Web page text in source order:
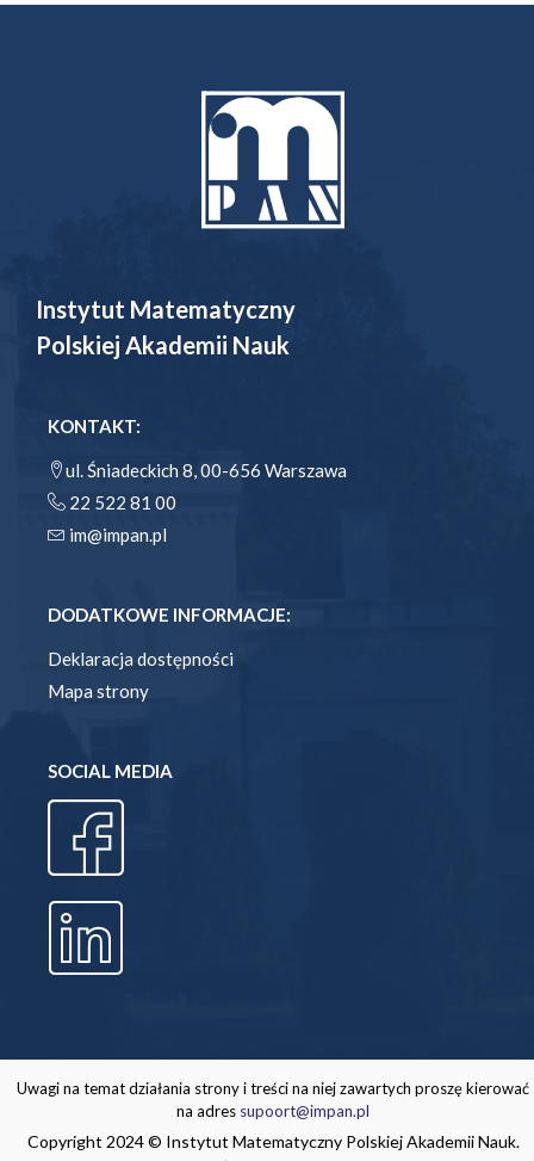
Instytut Matematyczny
Polskiej Akademii Nauk
KONTAKT:
ul. Śniadeckich 8, 00-656 Warszawa
22 522 81 00
im@impan.pl
DODATKOWE INFORMACJE:
Deklaracja dostępności
Mapa strony
SOCIAL MEDIA
Uwagi na temat działania strony i treści na niej zawartych proszę kierować
na adres supoort@impan.pl
Copyright 2024 © Instytut Matematyczny Polskiej Akademii Nauk.